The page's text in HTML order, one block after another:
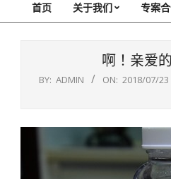
Primary
首页 关于我们 专案
啊！亲爱
BY: ADMIN ON: 2018/07/23